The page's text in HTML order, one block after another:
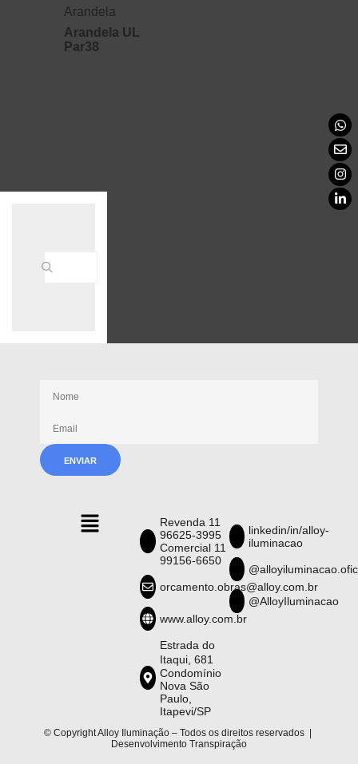
Arandela
Arandela UL
Par38
Revenda 11
96625-3995
Comercial 11
99156-6650
orcamento.obras@alloy.com.br
www.alloy.com.br
Estrada do
Itaqui, 681
Condomínio
Nova São
Paulo,
Itapevi/SP
linkedin/in/alloy-
iluminacao
@AlloyIluminacao
© Copyright Alloy Iluminação – Todos os direitos reservados |
Desenvolvimento Transpiração